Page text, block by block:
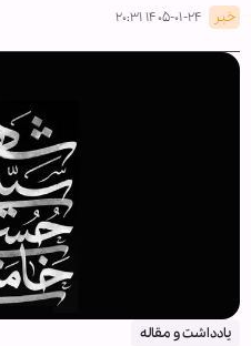
خبر ۱۴۰۵-۰۱-۲۴ ۲۰:۳۱
یادداشت و مقاله